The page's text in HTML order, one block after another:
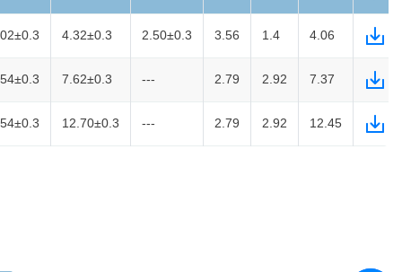
4.32±0.3 2.50±0.3 3.56 1.4 4.06
7.62±0.3 --- 2.79 2.92 7.37
12.70±0.3 --- 2.79 2.92 12.45